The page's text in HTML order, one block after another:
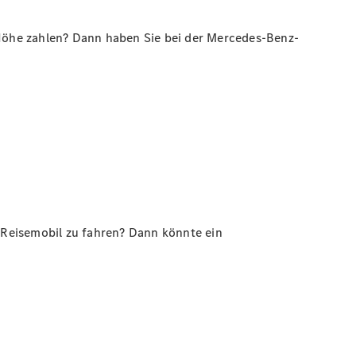
zahlen? Dann haben Sie bei der Mercedes-Benz-
zu fahren? Dann könnte ein